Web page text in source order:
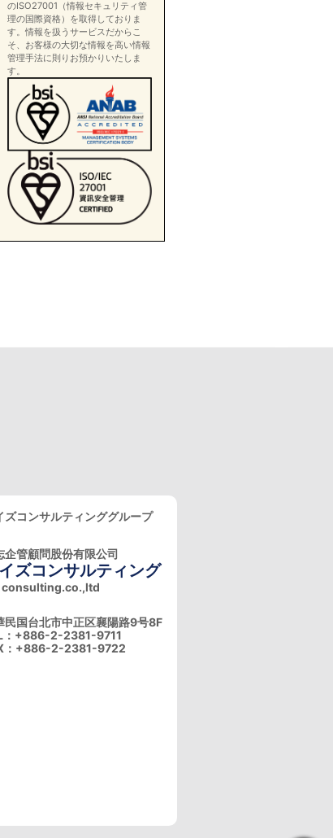
のISO27001（情報セキュリティ管
理の国際資格）を取得しておりま
す。情報を扱うサービスだからこ
そ、お客様の大切な情報を高い情報
管理手法に則りお預かりいたしま
す。
ズコンサルティンググループ
企管顧問股份有限公司
ズコンサルティング
consulting.co.,ltd
民国台北市中正区襄陽路9号8F
：+886-2-2381-9711
：+886-2-2381-9722